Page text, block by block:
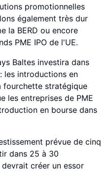
promotionnelles
également très dur
la BERD ou encore
PME IPO de l'UE.
Baltes investira dans
les introductions en
fourchette stratégique
les entreprises de PME
en bourse dans
prévue de cinq
dans 25 à 30
créer un essor